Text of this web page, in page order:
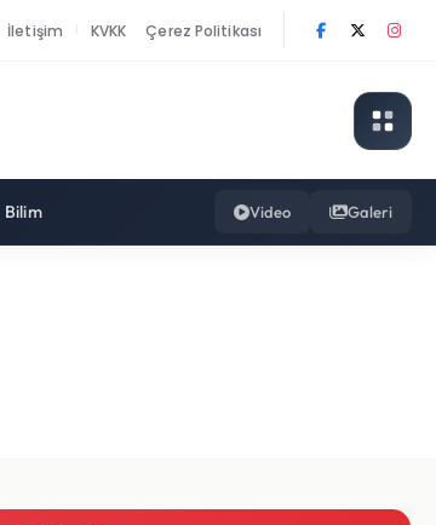
İletişim KVKK Çerez Politikası
Bilim Video Galeri